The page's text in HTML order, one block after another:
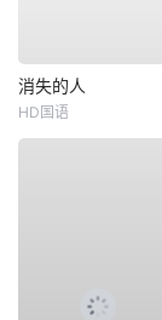
消失的人
HD国语